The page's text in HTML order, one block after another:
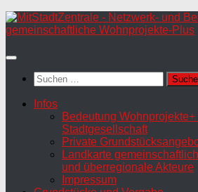
Zum
Inhalt
Suchen
nach:
Infos
Bedeutung
Stadtgesellschaft
Private
Landkarte
und überregionale Akteure
Impressum